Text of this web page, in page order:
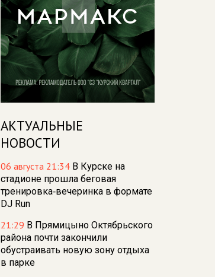
АКТУАЛЬНЫЕ
НОВОСТИ
06 августа 21:34 В Курске на
стадионе прошла беговая
тренировка‑вечеринка в формате
DJ Run
21:29 В Прямицыно Октябрьского
района почти закончили
обустраивать новую зону отдыха
в парке